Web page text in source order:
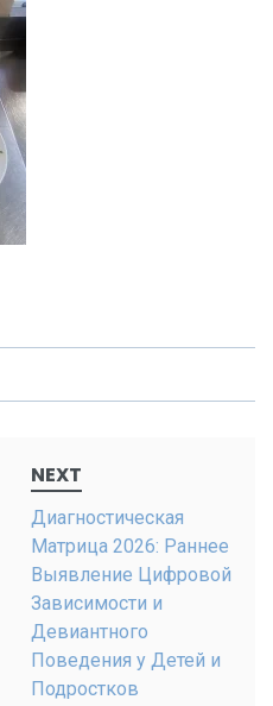
NEXT
Диагностическая
Матрица 2026: Раннее
Выявление Цифровой
Зависимости и
Девиантного
Поведения у Детей и
Подростков